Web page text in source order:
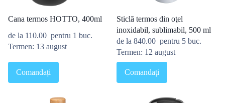
Cana termos HOTTO, 400ml
de la 110.00 pentru 1 buc.
Termen: 13 august
Comandați
Sticlă termos din oţel
inoxidabil, sublimabil, 500 ml
de la 840.00 pentru 5 buc.
Termen: 12 august
Comandați